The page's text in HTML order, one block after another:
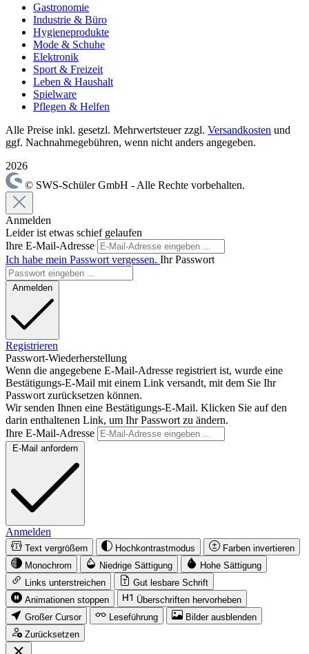
Gastronomie
Industrie & Büro
Hygieneprodukte
Mode & Schuhe
Elektronik
Sport & Freizeit
Leben & Haushalt
Spielware
Pflegen & Helfen
Alle Preise inkl. gesetzl. Mehrwertsteuer zzgl. Versandkosten und
ggf. Nachnahmegebühren, wenn nicht anders angegeben.
2026
© SWS-Schüler GmbH - Alle Rechte vorbehalten.
Anmelden
Leider ist etwas schief gelaufen
Ihre E-Mail-Adresse
Ich habe mein Passwort vergessen. Ihr Passwort
Anmelden
Registrieren
Passwort-Wiederherstellung
Wenn die angegebene E-Mail-Adresse registriert ist, wurde eine
Bestätigungs-E-Mail mit einem Link versandt, mit dem Sie Ihr
Passwort zurücksetzen können.
Wir senden Ihnen eine Bestätigungs-E-Mail. Klicken Sie auf den
darin enthaltenen Link, um Ihr Passwort zu ändern.
Ihre E-Mail-Adresse
E-Mail anfordern
Anmelden
Text vergrößern Hochkontrastmodus
Farben invertieren
Monochrom
Niedrige Sättigung
Hohe Sättigung
Links unterstreichen
Gut lesbare Schrift
Animationen stoppen
Überschriften hervorheben
Großer Cursor
Leseführung
Bilder ausblenden
Zurücksetzen